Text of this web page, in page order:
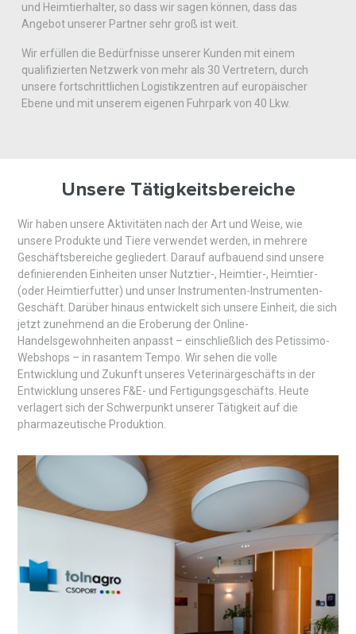
und Heimtierhalter, so dass wir sagen können, dass das
Angebot unserer Partner sehr groß ist weit.
Wir erfüllen die Bedürfnisse unserer Kunden mit einem
qualifizierten Netzwerk von mehr als 30 Vertretern, durch
unsere fortschrittlichen Logistikzentren auf europäischer
Ebene und mit unserem eigenen Fuhrpark von 40 Lkw.
Unsere Tätigkeitsbereiche
Wir haben unsere Aktivitäten nach der Art und Weise, wie
unsere Produkte und Tiere verwendet werden, in mehrere
Geschäftsbereiche gegliedert. Darauf aufbauend sind unsere
definierenden Einheiten unser Nutztier-, Heimtier-, Heimtier-
(oder Heimtierfutter) und unser Instrumenten-Instrumenten-
Geschäft. Darüber hinaus entwickelt sich unsere Einheit, die sich
jetzt zunehmend an die Eroberung der Online-
Handelsgewohnheiten anpasst – einschließlich des Petissimo-
Webshops – in rasantem Tempo. Wir sehen die volle
Entwicklung und Zukunft unseres Veterinärgeschäfts in der
Entwicklung unseres F&E- und Fertigungsgeschäfts. Heute
verlagert sich der Schwerpunkt unserer Tätigkeit auf die
pharmazeutische Produktion.